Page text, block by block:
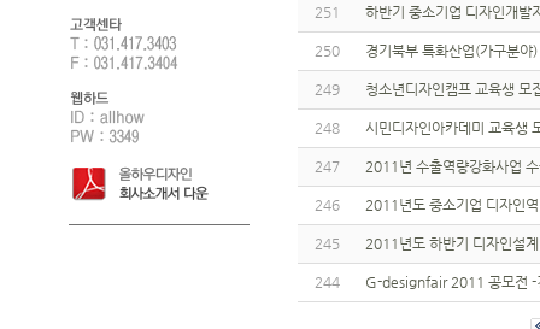
251 하반기 중소기업 디자인개발
250 경기북부 특화산업(가구분
249 청소년디자인캠프 교육생 모
248 시민디자인아카데미 교육생
247 2011년 수출역량강화사업
246 2011년도 중소기업 디자인
245 2011년도 하반기 디자인설
244 G-designfair 2011 공모전 -